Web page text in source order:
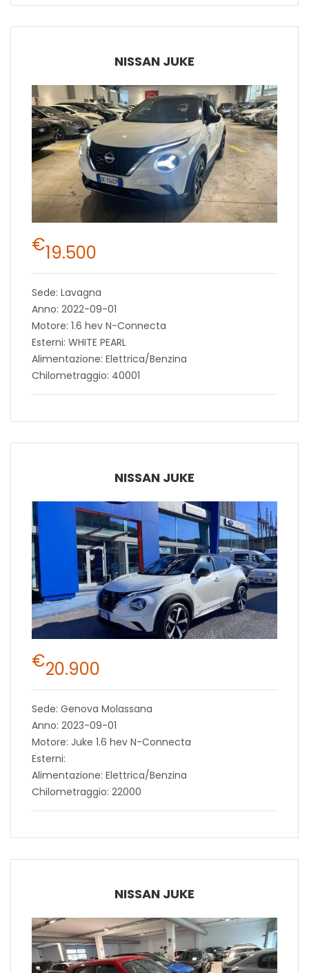
NISSAN JUKE
€19.500
Sede: Lavagna
Anno: 2022-09-01
Motore: 1.6 hev N-Connecta
Esterni: WHITE PEARL
Alimentazione: Elettrica/Benzina
Chilometraggio: 40001
NISSAN JUKE
€20.900
Sede: Genova Molassana
Anno: 2023-09-01
Motore: Juke 1.6 hev N-Connecta
Esterni:
Alimentazione: Elettrica/Benzina
Chilometraggio: 22000
NISSAN JUKE